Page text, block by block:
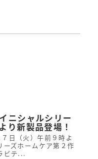
ニシャルシリー
り新製品登場！
日（火）午前９時よ
ーズホームケア第２作
ビテ...